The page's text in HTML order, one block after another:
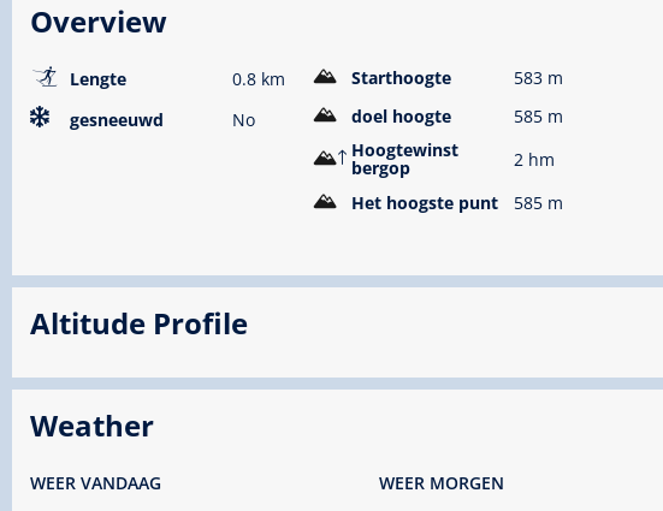
Overview
🅇 Lengte
0.8 km
gesneeuwd
No
Starthoogte
583 m
doel hoogte
585 m
Hoogtewinst
bergop
2 hm
Het hoogste punt
585 m
Altitude Profile
Weather
WEER VANDAAG WEER MORGEN